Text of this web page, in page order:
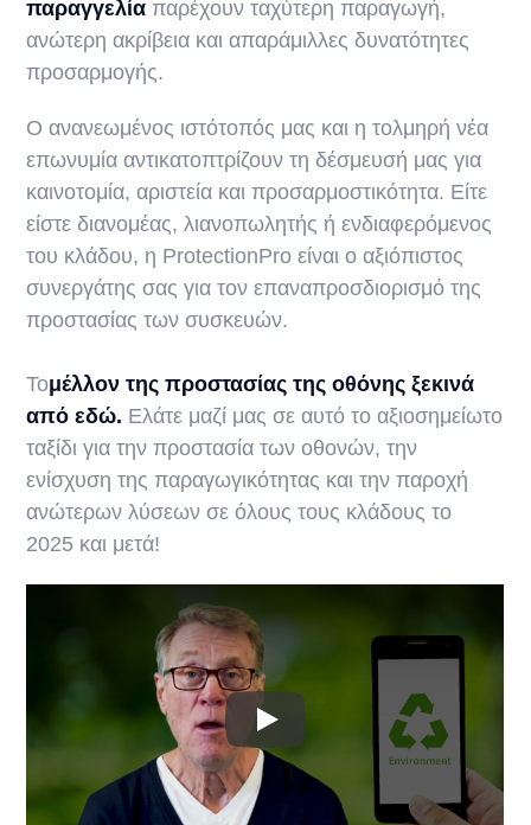
παραγγελία παρέχουν ταχύτερη παραγωγή,
ανώτερη ακρίβεια και απαράμιλλες δυνατότητες
προσαρμογής.
Ο ανανεωμένος ιστότοπός μας και η τολμηρή νέα
επωνυμία αντικατοπτρίζουν τη δέσμευσή μας για
καινοτομία, αριστεία και προσαρμοστικότητα. Είτε
είστε διανομέας, λιανοπωλητής ή ενδιαφερόμενος
του κλάδου, η ProtectionPro είναι ο αξιόπιστος
συνεργάτης σας για τον επαναπροσδιορισμό της
προστασίας των συσκευών.
‍Τομέλλον της προστασίας της οθόνης ξεκινά
από εδώ. Ελάτε μαζί μας σε αυτό το αξιοσημείωτο
ταξίδι για την προστασία των οθονών, την
ενίσχυση της παραγωγικότητας και την παροχή
ανώτερων λύσεων σε όλους τους κλάδους το
2025 και μετά!